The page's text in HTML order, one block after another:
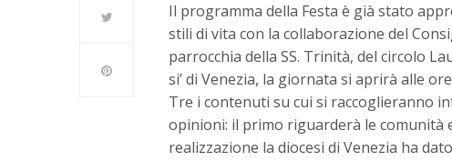
Il programma della Festa è già stato
stili di vita con la collaborazione del
parrocchia della SS. Trinità, del circolo
si’ di Venezia, la giornata si aprirà alle
Tre i contenuti su cui si raccoglieranno
opinioni: il primo riguarderà le comunità
realizzazione la diocesi di Venezia ha